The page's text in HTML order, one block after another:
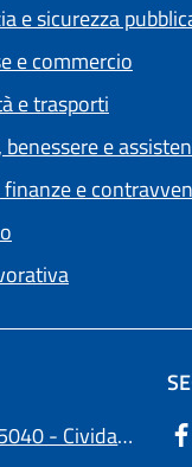
e sicurezza
e commercio
e trasporti
benessere e
finanze e
Camuno (BS)